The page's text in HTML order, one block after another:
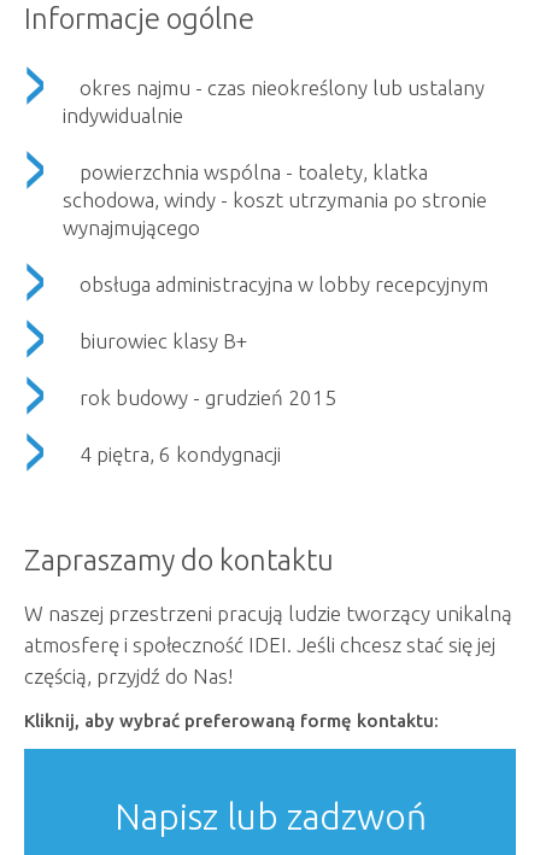
Informacje ogólne
okres najmu - czas nieokreślony lub ustalany
indywidualnie
powierzchnia wspólna - toalety, klatka
schodowa, windy - koszt utrzymania po stronie
wynajmującego
obsługa administracyjna w lobby recepcyjnym
biurowiec klasy B+
rok budowy - grudzień 2015
4 piętra, 6 kondygnacji
Zapraszamy do kontaktu
W naszej przestrzeni pracują ludzie tworzący unikalną
atmosferę i społeczność IDEI. Jeśli chcesz stać się jej
częścią, przyjdź do Nas!
Kliknij, aby wybrać preferowaną formę kontaktu:
Napisz lub zadzwoń